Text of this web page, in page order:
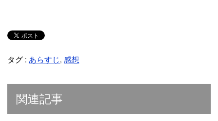
タグ : あらすじ, 感想
関連記事